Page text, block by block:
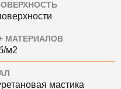
МАТЕРИАЛОВ
м2
мастика